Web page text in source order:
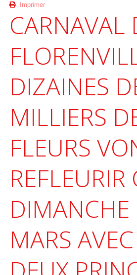
Imprimer
CARNAVAL
DIZAINES
MILLIERS
FLEURS
REFLEURIR
MARS